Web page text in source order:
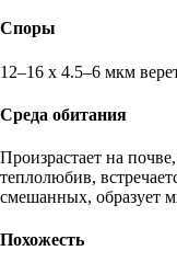
Споры
12–16 х 4.5–6 мкм
Среда обитания
Произрастает на
теплолюбив,
смешанных, образует
Похожесть